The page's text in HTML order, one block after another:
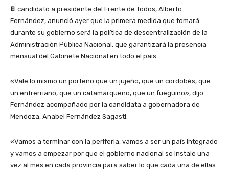
El candidato a presidente del Frente de Todos, Alberto
Fernández, anunció ayer que la primera medida que tomará
durante su gobierno será la política de descentralización de la
Administración Pública Nacional, que garantizará la presencia
mensual del Gabinete Nacional en todo el país.
«Vale lo mismo un porteño que un jujeño, que un cordobés, que
un entrerriano, que un catamarqueño, que un fueguino», dijo
Fernández acompañado por la candidata a gobernadora de
Mendoza, Anabel Fernández Sagasti.
«Vamos a terminar con la periferia, vamos a ser un país integrado
y vamos a empezar por que el gobierno nacional se instale una
vez al mes en cada provincia para saber lo que cada una de ellas